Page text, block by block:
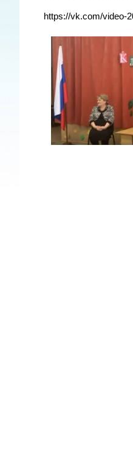
https://vk.com/video-